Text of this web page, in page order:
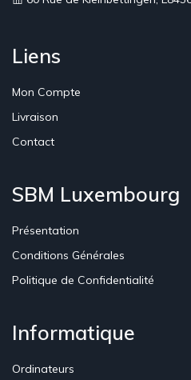
Liens
Mon Compte
Livraison
Contact
SBM Luxembourg
Présentation
Conditions Générales
Politique de Confidentialité
Informatique
Ordinateurs